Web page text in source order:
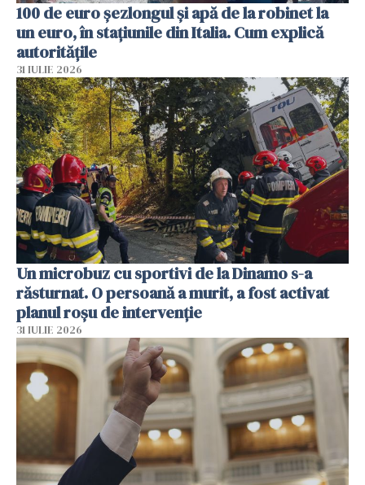
100 de euro șezlongul și apă de la robinet la
un euro, în stațiunile din Italia. Cum explică
autoritățile
31 IULIE 2026
Un microbuz cu sportivi de la Dinamo s-a
răsturnat. O persoană a murit, a fost activat
planul roșu de intervenție
31 IULIE 2026